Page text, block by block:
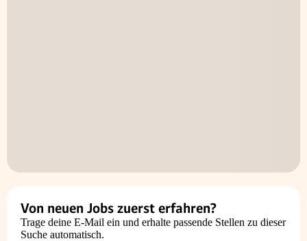
Von neuen Jobs zuerst erfahren?
Trage deine E-Mail ein und erhalte passende Stellen zu dieser
Suche automatisch.